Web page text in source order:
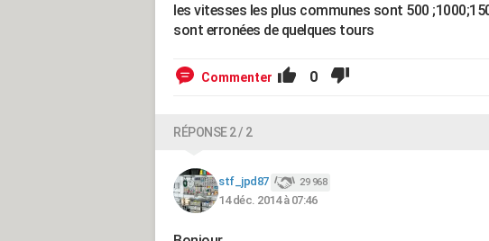
les vitesses les plus communes sont 500
sont erronées de quelques tours
Commenter 0
RÉPONSE 2 / 2
stf_jpd87 29 968
14 déc. 2014 à 07:46